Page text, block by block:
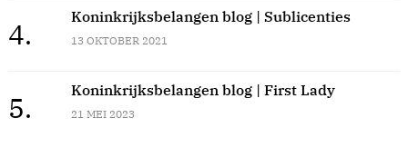
4.
Koninkrijksbelangen blog | Sublicenties
13 OKTOBER 2021
5.
Koninkrijksbelangen blog | First Lady
21 MEI 2023